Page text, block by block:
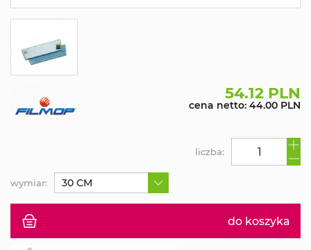
54.12 PLN
cena netto: 44.00 PLN
do koszyka
liczba:
wymiar: 30 CM